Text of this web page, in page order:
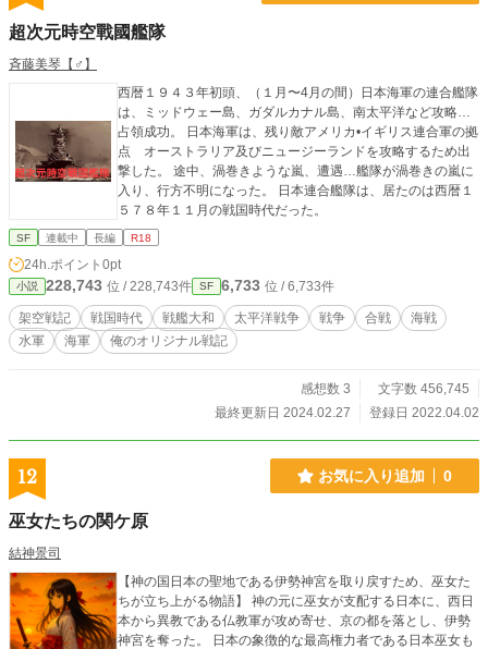
超次元時空戰國艦隊
斉藤美琴【♂】
西暦１９４３年初頭、（１月〜4月の間）日本海軍の連合艦隊
は、ミッドウェー島、ガダルカナル島、南太平洋など攻略…
占領成功。 日本海軍は、残り敵アメリカ•イギリス連合軍の拠
点 オーストラリア及びニュージーランドを攻略するため出
撃した。 途中、渦巻きような嵐、遭遇…艦隊が渦巻きの嵐に
入り、行方不明になった。 日本連合艦隊は、居たのは西暦１
５７８年１１月の戦国時代だった。
SF 連載中 長編 R18
24h.ポイント 0pt
小説 228,743 位 / 228,743件 SF 6,733 位 / 6,733件
架空戦記 戦国時代 戦艦大和 太平洋戦争 戦争 合戦
海戦
水軍
海軍 俺のオリジナル戦記
感想数 3
文字数 456,745
最終更新日 2024.02.27
登録日 2022.04.02
12 お気に入り追加 0
巫女たちの関ケ原
結神景司
【神の国日本の聖地である伊勢神宮を取り戻すため、巫女た
ちが立ち上がる物語】 神の元に巫女が支配する日本に、西日
本から異教である仏教軍が攻め寄せ、京の都を落とし、伊勢
神宮を奪った。 日本の象徴的な最高権力者である日本巫女も